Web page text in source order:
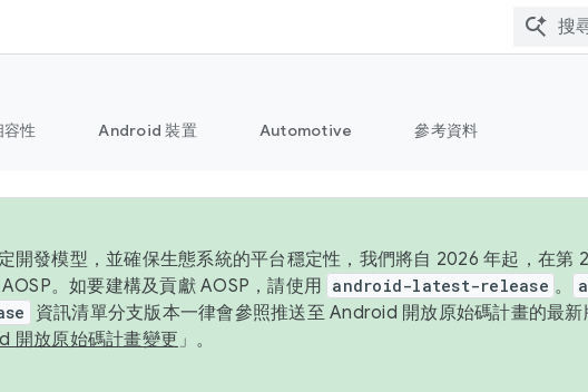
容性 Android 裝置 Automotive 參考資料
開發模型，並確保生態系統的平台穩定性，我們將自 2026 年起，在第
。如要建構及貢獻 AOSP，請使用 android-latest-release 。
資訊清單分支版本一律會參照推送至 Android 開放原始碼計畫的最
開放原始碼計畫變更 」。